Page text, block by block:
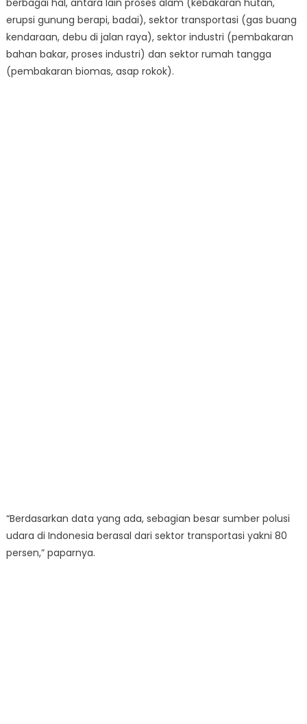
berbagai hal, antara lain proses alam (kebakaran hutan,
erupsi gunung berapi, badai), sektor transportasi (gas buang
kendaraan, debu di jalan raya), sektor industri (pembakaran
bahan bakar, proses industri) dan sektor rumah tangga
(pembakaran biomas, asap rokok).
“Berdasarkan data yang ada, sebagian besar sumber polusi
udara di Indonesia berasal dari sektor transportasi yakni 80
persen,” paparnya.